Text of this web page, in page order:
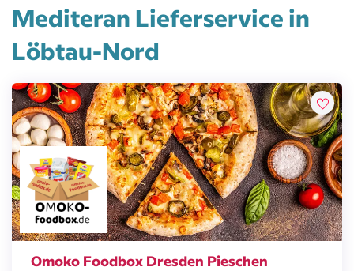
Mediteran Lieferservice in
Löbtau-Nord
Omoko Foodbox Dresden Pieschen